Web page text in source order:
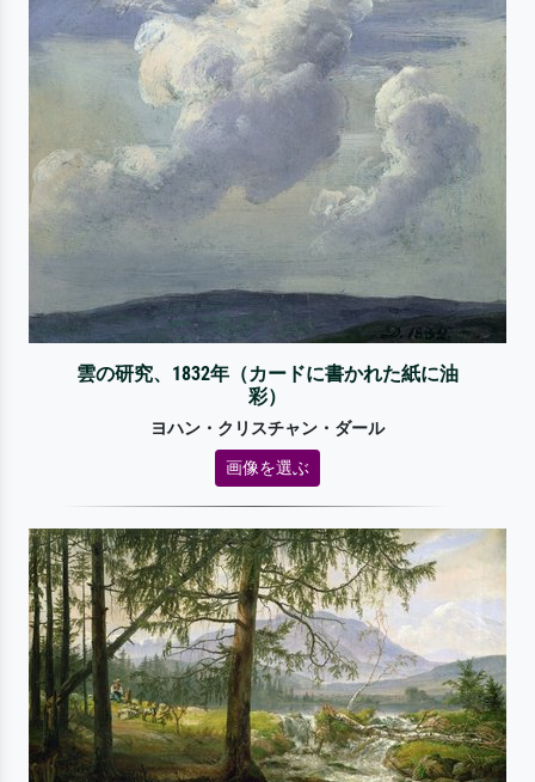
雲の研究、1832年（カードに書かれた紙に油
彩）
ヨハン・クリスチャン・ダール
画像を選ぶ